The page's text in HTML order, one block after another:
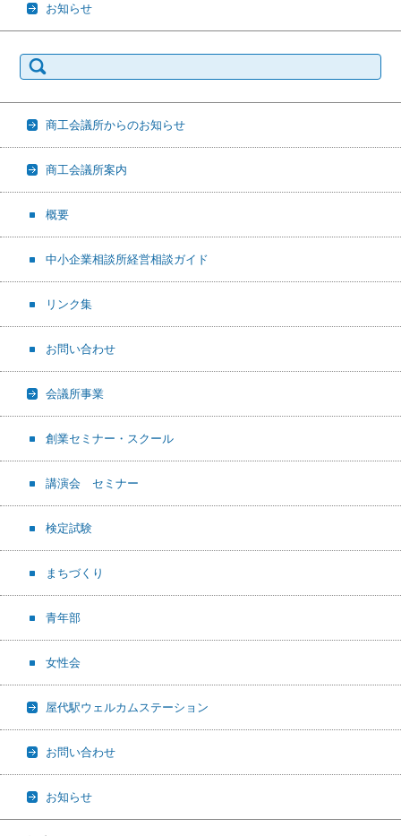
お知らせ
索:
商工会議所からのお知らせ
商工会議所案内
概要
中小企業相談所経営相談ガイド
リンク集
お問い合わせ
会議所事業
創業セミナー・スクール
講演会 セミナー
検定試験
まちづくり
青年部
女性会
屋代駅ウェルカムステーション
お問い合わせ
お知らせ